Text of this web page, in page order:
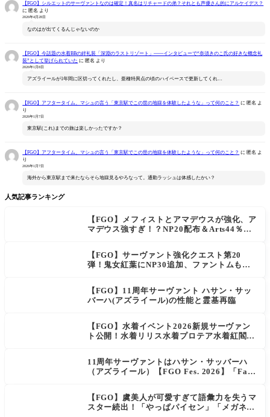
【FGO】シルエットのサーヴァントなのは確定！真名はリチャードの弟？それとも声優さん的にアルケイデス？
に 匿名 より
2026年4月28日
なのはが出てくるんじゃないのか
【FGO】今話題の水着BBの絆礼装「深淵のラストリゾート」――インタビューで“奈須きのこ氏の好きな概念礼
装”として挙げられていた に 匿名 より
2026年1月8日
アズライールが1年間に区切ってくれたし、亜種特異点の頃のハイペースで更新してくれ…
【FGO】アフタータイム、マシュの言う「東京駅でこの世の地獄を体験したような」って何のこと？ に 匿名 よ
り
2026年1月7日
東京駅(これ)までの旅は楽しかったですか？
【FGO】アフタータイム、マシュの言う「東京駅でこの世の地獄を体験したような」って何のこと？ に 匿名 よ
り
2026年1月7日
海外から東京駅まで来たならそら地獄見るやろなって。通勤ラッシュは体感したかい？
人気記事ランキング
【FGO】メフィストとアマデウスが強化、ア
マデウス強すぎ！？NP20配布＆Arts44％強
【FGO】サーヴァント強化クエスト第20
弾！鬼女紅葉にNP30追加、ファントムも大
【FGO】11周年サーヴァント ハサン・サッ
バーハ(アズライール)の性能と霊基再臨
【FGO】水着イベント2026新規サーヴァン
ト公開！水着リリス水着プロテア水着紅閻魔
11周年サーヴァントはハサン・サッバーハ
（アズライール）【FGO Fes. 2026】「Fat
【FGO】虞美人が可愛すぎて語彙力を失うマ
スター続出！「やっぱパイセン」「メガネよ